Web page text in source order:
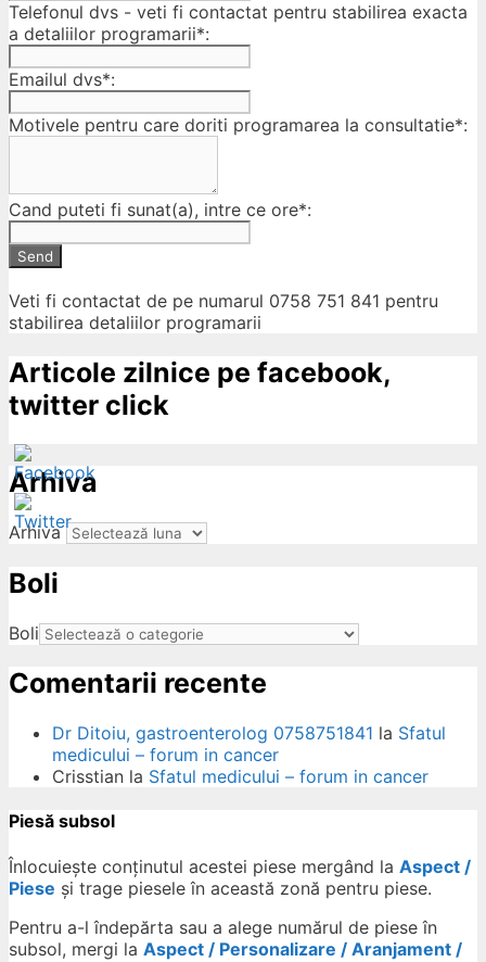
Telefonul dvs - veti fi contactat pentru stabilirea exacta
a detaliilor programarii*:
Emailul dvs*:
Motivele pentru care doriti programarea la consultatie*:
Cand puteti fi sunat(a), intre ce ore*:
Send
Veti fi contactat de pe numarul 0758 751 841 pentru
stabilirea detaliilor programarii
Articole zilnice pe facebook,
twitter click
Arhiva
Arhiva
Boli
Boli
Comentarii recente
Dr Ditoiu, gastroenterolog 0758751841 la Sfatul
medicului – forum in cancer
Crisstian la Sfatul medicului – forum in cancer
Piesă subsol
Înlocuiește conținutul acestei piese mergând la Aspect /
Piese și trage piesele în această zonă pentru piese.
Pentru a-l îndepărta sau a alege numărul de piese în
subsol, mergi la Aspect / Personalizare / Aranjament /